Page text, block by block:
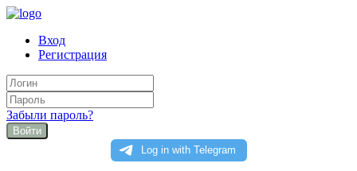
Вход
Регистрация
Забыли пароль?
Войти